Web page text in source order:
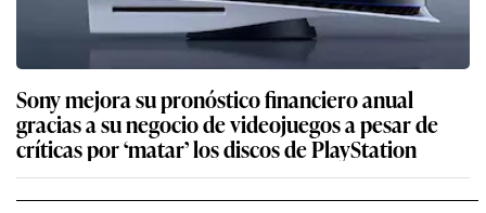
Sony mejora su pronóstico financiero anual
gracias a su negocio de videojuegos a pesar de
críticas por ‘matar’ los discos de PlayStation